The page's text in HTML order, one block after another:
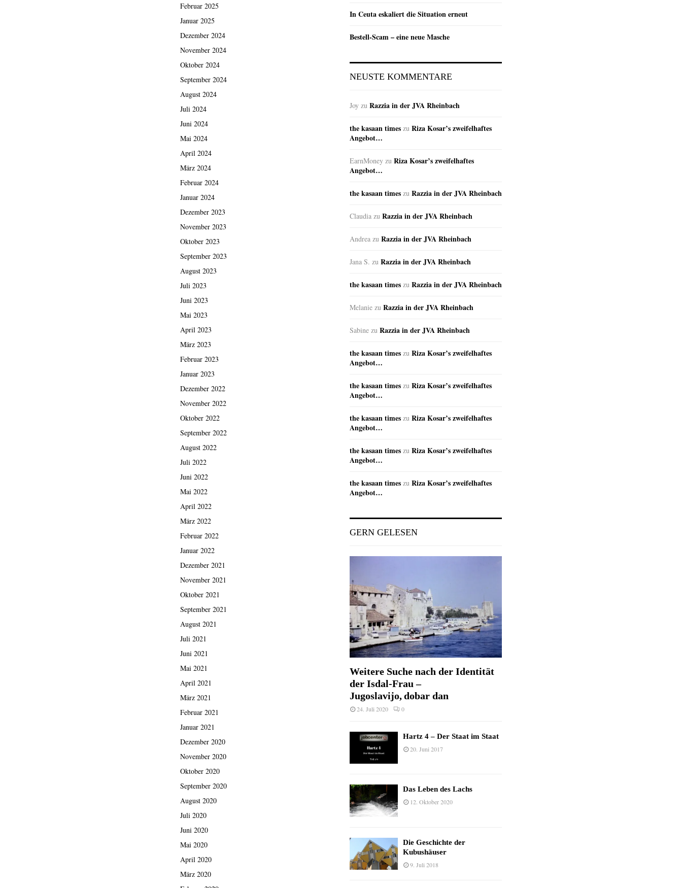
Februar 2025
Januar 2025
Dezember 2024
November 2024
Oktober 2024
September 2024
August 2024
Juli 2024
Juni 2024
Mai 2024
April 2024
März 2024
Februar 2024
Januar 2024
Dezember 2023
November 2023
Oktober 2023
September 2023
August 2023
Juli 2023
Juni 2023
Mai 2023
April 2023
März 2023
Februar 2023
Januar 2023
Dezember 2022
November 2022
Oktober 2022
September 2022
August 2022
Juli 2022
Juni 2022
Mai 2022
April 2022
März 2022
Februar 2022
Januar 2022
Dezember 2021
November 2021
Oktober 2021
September 2021
August 2021
Juli 2021
Juni 2021
Mai 2021
April 2021
März 2021
Februar 2021
Januar 2021
Dezember 2020
November 2020
Oktober 2020
September 2020
August 2020
Juli 2020
Juni 2020
Mai 2020
April 2020
März 2020
In Ceuta eskaliert die Situation erneut
Bestell-Scam – eine neue Masche
NEUSTE KOMMENTARE
Joy zu Razzia in der JVA Rheinbach
the kasaan times zu Riza Kosar’s zweifelhaftes
Angebot…
EarnMoney zu Riza Kosar’s zweifelhaftes
Angebot…
the kasaan times zu Razzia in der JVA Rheinbach
Claudia zu Razzia in der JVA Rheinbach
Andrea zu Razzia in der JVA Rheinbach
Jana S. zu Razzia in der JVA Rheinbach
the kasaan times zu Razzia in der JVA Rheinbach
Melanie zu Razzia in der JVA Rheinbach
Sabine zu Razzia in der JVA Rheinbach
the kasaan times zu Riza Kosar’s zweifelhaftes
Angebot…
the kasaan times zu Riza Kosar’s zweifelhaftes
Angebot…
the kasaan times zu Riza Kosar’s zweifelhaftes
Angebot…
the kasaan times zu Riza Kosar’s zweifelhaftes
Angebot…
the kasaan times zu Riza Kosar’s zweifelhaftes
Angebot…
GERN GELESEN
Weitere Suche nach der Identität
der Isdal-Frau –
Jugoslavijo, dobar dan
24. Juli 2020 0
Hartz 4 – Der Staat im Staat
20. Juni 2017
Das Leben des Lachs
12. Oktober 2020
Die Geschichte der
Kubushäuser
9. Juli 2018